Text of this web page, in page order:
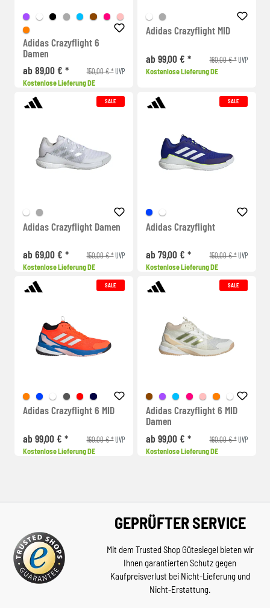
Adidas Crazyflight 6
Damen
ab 89,00 € *
150,00 € *UVP
Kostenlose Lieferung DE
Adidas Crazyflight MID
ab 99,00 € * 160,00 € *UVP
Kostenlose Lieferung DE
SALE
Adidas Crazyflight Damen
ab 69,00 € * 150,00 € *UVP
Kostenlose Lieferung DE
SALE
Adidas Crazyflight
ab 79,00 € * 150,00 € *UVP
Kostenlose Lieferung DE
SALE
Adidas Crazyflight 6 MID
ab 99,00 € * 160,00 € *UVP
Kostenlose Lieferung DE
SALE
Adidas Crazyflight 6 MID
Damen
ab 99,00 € *
160,00 € *UVP
Kostenlose Lieferung DE
GEPRÜFTER SERVICE
Mit dem Trusted Shop Gütesiegel bieten wir
Ihnen garantierten Schutz gegen
Kaufpreisverlust bei Nicht-Lieferung und
Nicht-Erstattung.